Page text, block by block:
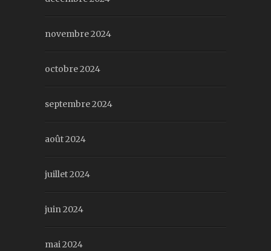
novembre 2024
octobre 2024
septembre 2024
août 2024
juillet 2024
juin 2024
mai 2024